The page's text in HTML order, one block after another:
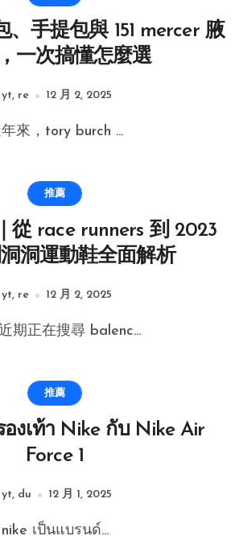
手提包與 151 mercer 腋
，一次搞懂怎麼選
yt, re 12 月 2, 2025
近年來，tory burch ...
推薦
從 race runners 到 2023
洞運動鞋全面解析
yt, re 12 月 2, 2025
近期正在搜尋 balenc...
推薦
งเท้า Nike กับ Nike Air
Force 1
yt, du 12 月 1, 2025
nike เป็นแบรนด์...